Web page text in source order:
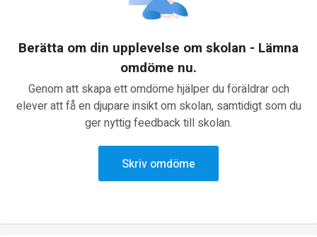
Berätta om din upplevelse om skolan - Lämna
omdöme nu.
Genom att skapa ett omdöme hjälper du föräldrar och
elever att få en djupare insikt om skolan, samtidigt som du
ger nyttig feedback till skolan.
Skriv omdöme